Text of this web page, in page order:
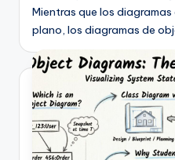
Mientras que los
plano, los diagramas de